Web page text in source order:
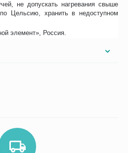
не допускать нагревания свыше
по Цельсию, хранить в недоступном
элемент», Россия.